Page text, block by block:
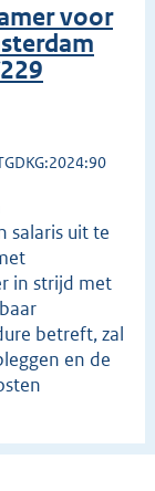
voor
salaris uit te
in strijd met
betreft, zal
en de